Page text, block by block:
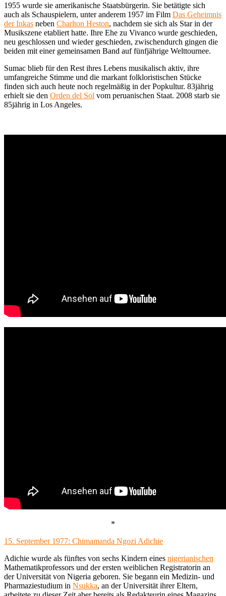
1955 wurde sie amerikanische Staatsbürgerin. Sie betätigte sich
auch als Schauspielern, unter anderem 1957 im Film Das Geheimnis
der Inkas neben Charlton Heston, nachdem sie sich als Star in der
Musikszene etabliert hatte. Ihre Ehe zu Vivanco wurde geschieden,
neu geschlossen und wieder geschieden, zwischendurch gingen die
beiden mit einer gemeinsamen Band auf fünfjährige Welttournee.
Sumac blieb für den Rest ihres Lebens musikalisch aktiv, ihre
umfangreiche Stimme und die markant folkloristischen Stücke
finden sich auch heute noch regelmäßig in der Popkultur. 83jährig
erhielt sie den Orden del Sol vom peruanischen Staat. 2008 starb sie
85jährig in Los Angeles.
*
15. September 1977: Chimamanda Ngozi Adichie
Adichie wurde als fünftes von sechs Kindern eines nigerianischen
Mathematikprofessors und der ersten weiblichen Registratorin an
der Universität von Nigeria geboren. Sie begann ein Medizin- und
Pharmaziestudium in Nsukka, an der Universität ihrer Eltern,